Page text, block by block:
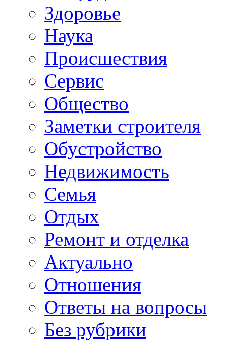
Здоровье
Наука
Происшествия
Сервис
Общество
Заметки строителя
Обустройство
Недвижимость
Семья
Отдых
Ремонт и отделка
Актуально
Отношения
Ответы на вопросы
Без рубрики